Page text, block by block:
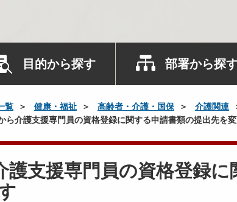
目的から探す 部署から探
覧 健康・福祉 高齢者・介護・国保 介護関連
ら介護支援専門員の資格登録に関する申請書類の提出先を
護支援専門員の資格登録に